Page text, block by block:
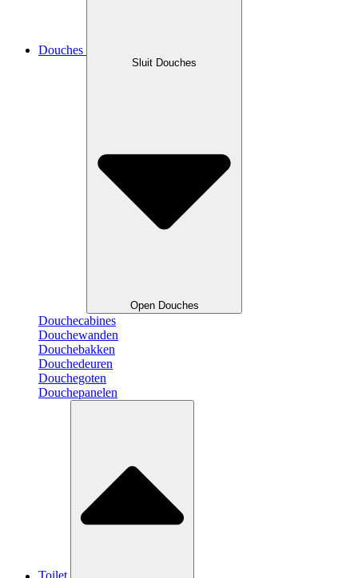
Douches
Sluit Douches
Open Douches
Douchecabines
Douchewanden
Douchebakken
Douchedeuren
Douchegoten
Douchepanelen